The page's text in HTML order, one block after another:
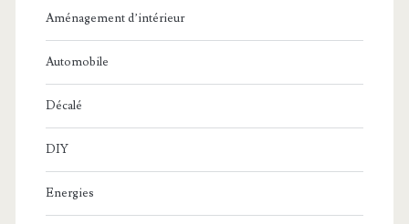
Aménagement d’intérieur
Automobile
Décalé
DIY
Energies